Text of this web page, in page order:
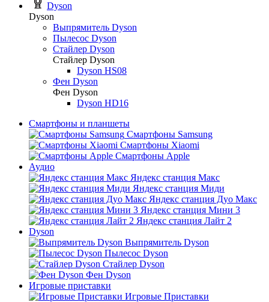
Dyson
Dyson
Выпрямитель Dyson
Пылесос Dyson
Стайлер Dyson
Стайлер Dyson
Dyson HS08
Фен Dyson
Фен Dyson
Dyson HD16
Смартфоны и планшеты
Смартфоны Samsung
Смартфоны Xiaomi
Смартфоны Apple
Аудио
Яндекс станция Макс
Яндекс станция Миди
Яндекс станция Дуо Макс
Яндекс станция Мини 3
Яндекс станция Лайт 2
Dyson
Выпрямитель Dyson
Пылесос Dyson
Стайлер Dyson
Фен Dyson
Игровые приставки
Игровые Приставки